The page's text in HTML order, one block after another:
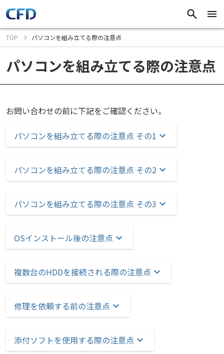
TOP パソコンを組み立てる際の注意点
パソコンを組み立てる際の注意点
お問い合わせの前に下記をご確認ください。
パソコンを組み立てる際の注意点 その1
パソコンを組み立てる際の注意点 その2
パソコンを組み立てる際の注意点 その3
OSインストール後の注意点
複数台のHDDを接続される際の注意点
修理を依頼する前の注意点
添付ソフトを使用する際の注意点